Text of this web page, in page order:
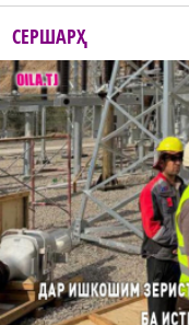
СЕРШАРҲ